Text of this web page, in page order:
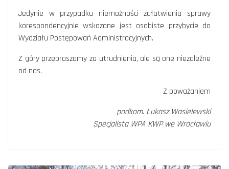
Jedynie w przypadku niemożności załatwienia sprawy
korespondencyjnie wskazane jest osobiste przybycie do
Wydziału Postępowań Administracyjnych.
Z góry przepraszamy za utrudnienia, ale są one niezależne
od nas.
Z poważaniem
podkom. Łukasz Wasielewski
Specjalista WPA KWP we Wrocławiu